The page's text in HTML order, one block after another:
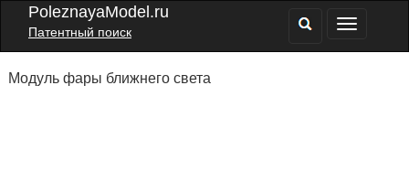
PoleznayaModel.ru
Патентный поиск
Модуль фары ближнего света